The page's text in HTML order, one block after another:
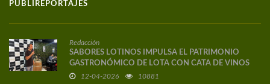
PUBLIREPORTAJES
Redacción
SABORES LOTINOS IMPULSA EL PATRIMONIO
GASTRONÓMICO DE LOTA CON CATA DE VINOS
DE AUTOR
12-04-2026 10881